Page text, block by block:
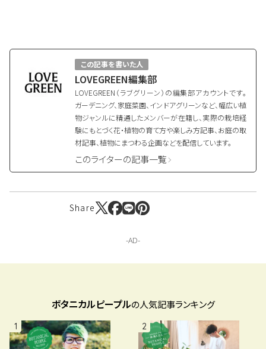
この記事を書いた人
LOVEGREEN編集部
LOVEGREEN（ラブグリーン）の編集部アカウントです。
ガーデニング、家庭菜園、インドアグリーンなど、幅広い植
物ジャンルに精通したメンバーが在籍し、実際の栽培経
験にもとづく花・植物の育て方や楽しみ方記事、お庭の取
材記事、植物にまつわる企画などを配信しています。
このライターの記事一覧
Share
ボタニカルピープルの人気記事ランキング
1 2